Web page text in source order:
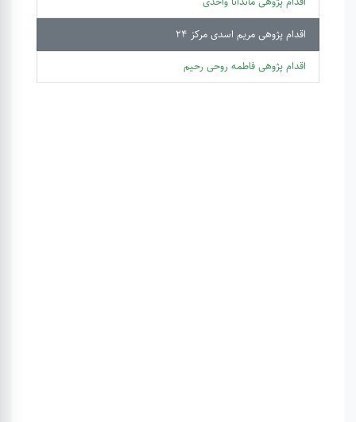
اقدام پژوهی مریم اسدی مرکز 24
اقدام پژوهی فاطمه روحی رحیم